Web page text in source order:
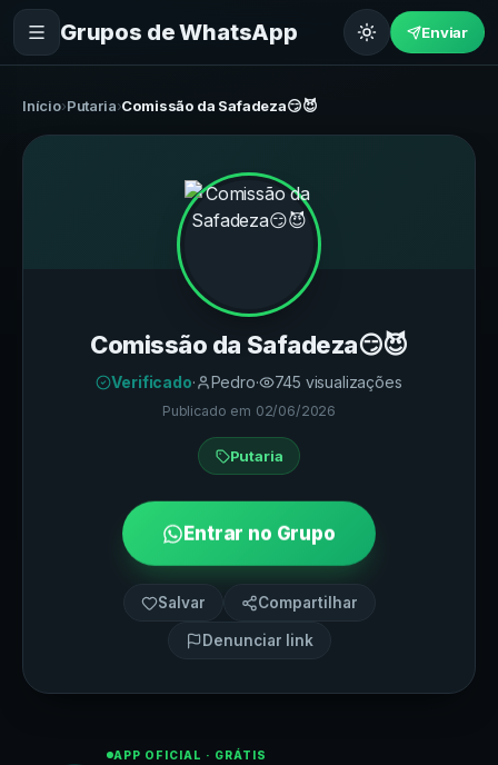
Grupos de WhatsApp Enviar
Início›Putaria›Comissão da Safadeza😏😈
Comissão da Safadeza😏😈
Verificado· Pedro· 745 visualizações
Publicado em 02/06/2026
Putaria
Entrar no Grupo
Salvar Compartilhar
Denunciar link
APP OFICIAL · GRÁTIS